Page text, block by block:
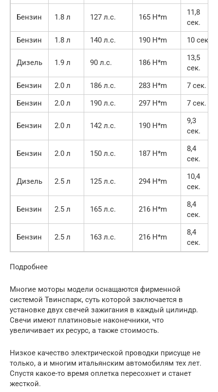
Бензин 1.8 л 127 л.с. 165 H*m
11,8
сек.
Бензин
1.8 л 140 л.с. 190 H*m 10 сек.
Дизель 1.9 л 90 л.с. 186 H*m
13,5
сек.
Бензин
2.0 л 186 л.с. 283 H*m
7 сек.
Бензин
2.0 л 190 л.с. 297 H*m 7 сек.
Бензин 2.0 л 142 л.с. 190 H*m
9,3
сек.
Бензин 2.0 л 150 л.с. 187 H*m
8,4
сек.
Дизель 2.5 л 125 л.с. 294 H*m
10,4
сек.
Бензин 2.5 л 165 л.с. 216 H*m
8,4
сек.
Бензин 2.5 л 163 л.с. 216 H*m
8,4
сек.
Подробнее
Многие моторы модели оснащаются фирменной
системой Твинспарк, суть которой заключается в
установке двух свечей зажигания в каждый цилиндр.
Свечи имеют платиновые наконечники, что
увеличивает их ресурс, а также стоимость.
Низкое качество электрической проводки присуще не
только, а и многим итальянским автомобилям тех лет.
Спустя какое-то время оплетка пересохнет и станет
жесткой.